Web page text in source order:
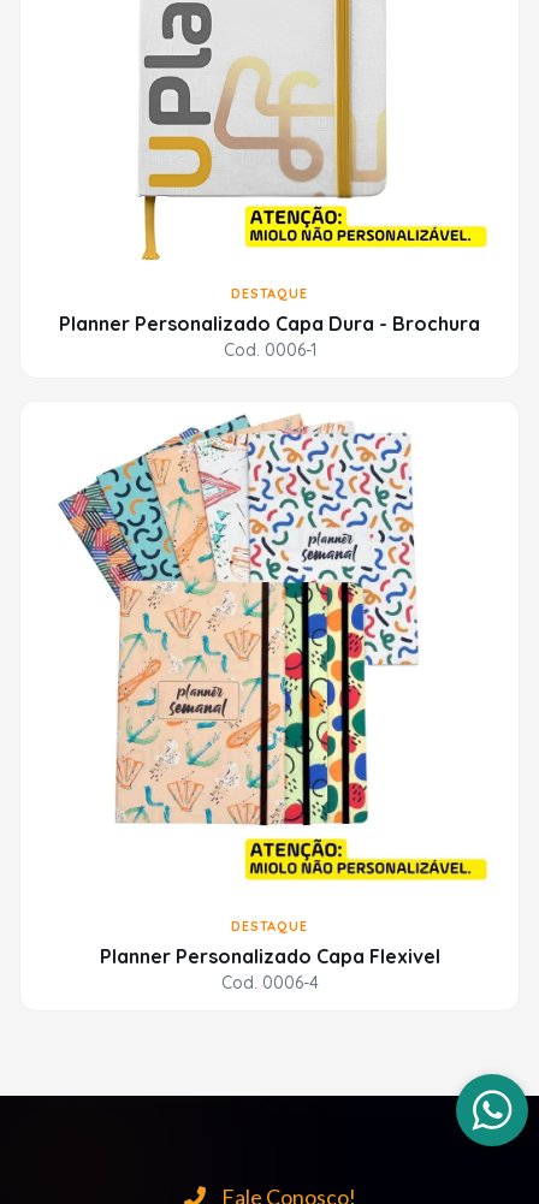
DESTAQUE
Planner Personalizado Capa Dura - Brochura
Cod. 0006-1
DESTAQUE
Planner Personalizado Capa Flexivel
Cod. 0006-4
Fale Conosco!